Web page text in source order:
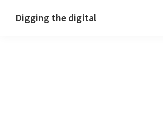
Digging the digital